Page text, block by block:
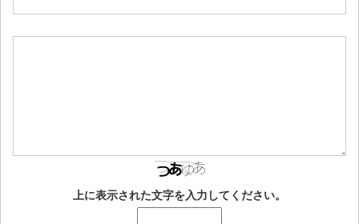
上に表示された文字を入力してください。